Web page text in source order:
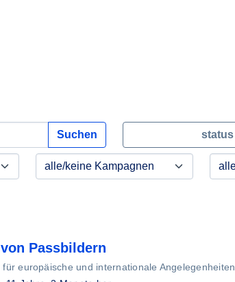
Suchen status
Passbildern
europäische und internationale Angelegenheiten